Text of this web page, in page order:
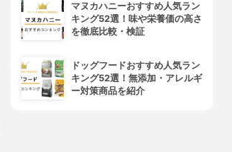
マヌカハニーおすすめ人気ラン
キング52選！味や栄養価の高さ
を徹底比較・検証
ドッグフードおすすめ人気ラン
キング52選！無添加・アレルギ
ー対策商品を紹介